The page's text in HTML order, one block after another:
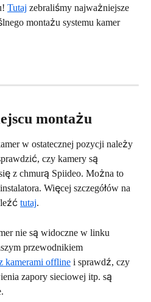
Tutaj zebraliśmy najważniejsze
montażu systemu kamer
montażu
w ostatecznej pozycji należy
czy kamery są
z chmurą Spiideo. Można to
Więcej szczegółów na
tutaj.
nie są widoczne w linku
przewodnikiem
kamerami offline i sprawdź, czy
zapory sieciowej itp. są